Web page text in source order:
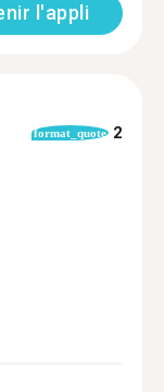
l'appli
format_quote 2